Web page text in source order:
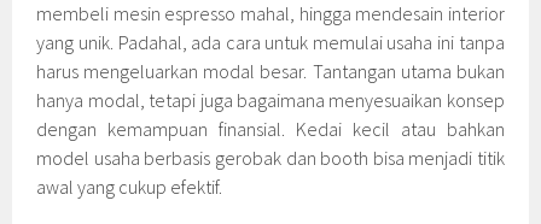
membeli mesin espresso mahal, hingga mendesain interior
yang unik. Padahal, ada cara untuk memulai usaha ini tanpa
harus mengeluarkan modal besar. Tantangan utama bukan
hanya modal, tetapi juga bagaimana menyesuaikan konsep
dengan kemampuan finansial. Kedai kecil atau bahkan
model usaha berbasis gerobak dan booth bisa menjadi titik
awal yang cukup efektif.